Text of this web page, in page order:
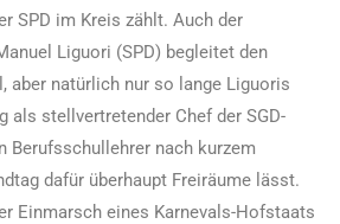
SPD im Kreis zählt. Auch der
Liguori (SPD) begleitet den
aber natürlich nur so lange Liguoris
als stellvertretender Chef der SGD-
Berufsschullehrer nach kurzem
dafür überhaupt Freiräume lässt.
Einmarsch eines Karnevals-Hofstaats